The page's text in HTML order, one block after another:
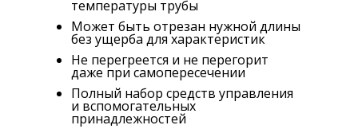
температуры трубы
Может быть отрезан нужной длины
без ущерба для характеристик
Не перегреется и не перегорит
даже при самопересечении
Полный набор средств управления
и вспомогательных
принадлежностей